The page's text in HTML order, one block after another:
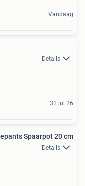
Vandaag
Details
31 jul 26
Spaarpot 20 cm
Details